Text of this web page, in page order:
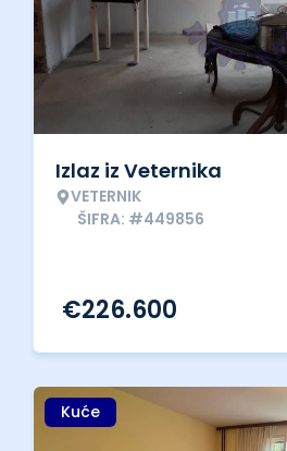
Izlaz iz Veternika
VETERNIK
ŠIFRA: #449856
€226.600
Kuće